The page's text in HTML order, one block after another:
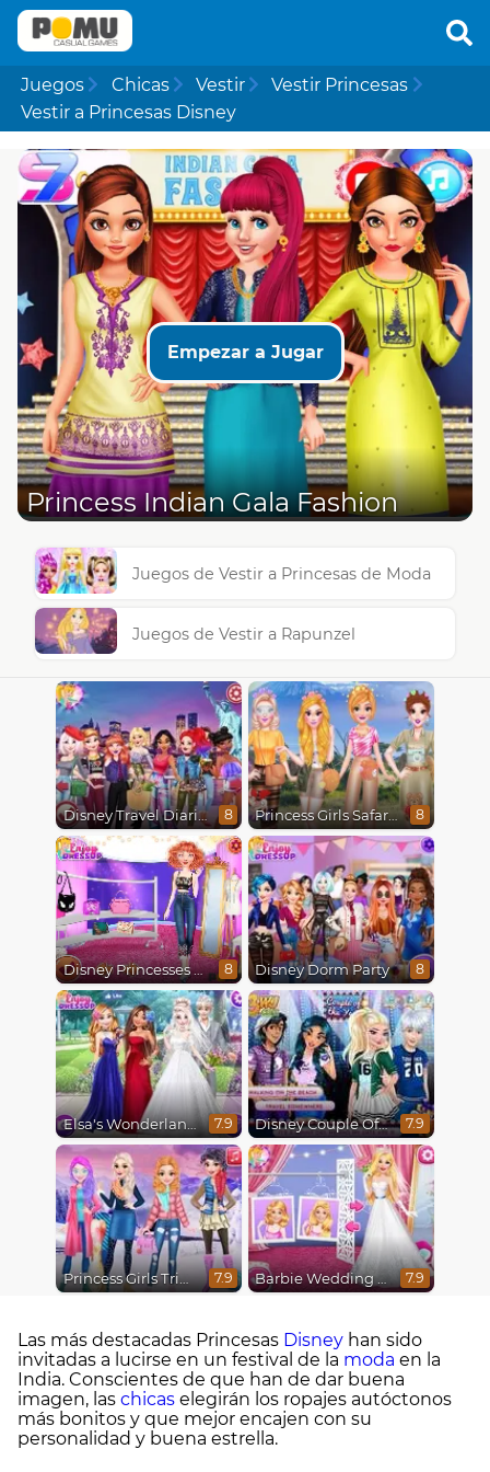
Juegos Chicas Vestir
Vestir Princesas
Vestir a Princesas Disney
Empezar a Jugar
Princess Indian Gala Fashion
Juegos de Vestir a Princesas de Moda
Juegos de Vestir a Rapunzel
Disney Travel Diaries: City Break 8 Princess Girls Safari Trip 8
Disney Princesses Runway Show 8 Disney Dorm Party 8
Elsa's Wonderland Wedding 7.9 Disney Couple Of The Year 7.9
Princess Girls Trip To Aspen 7.9 Barbie Wedding Fun 7.9
Las más destacadas Princesas Disney han sido
invitadas a lucirse en un festival de la moda en la
India. Conscientes de que han de dar buena
imagen, las chicas elegirán los ropajes autóctonos
más bonitos y que mejor encajen con su
personalidad y buena estrella.